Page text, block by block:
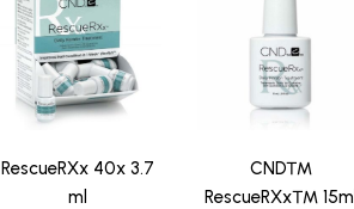
RescueRXx 40x 3.7
ml
CND™
RescueRXx™ 15ml